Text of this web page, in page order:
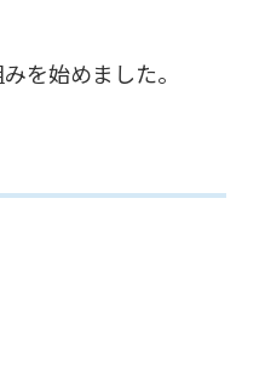
を始めました。